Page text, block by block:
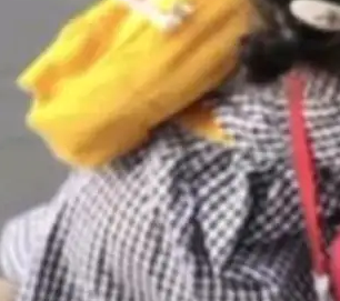
，《2026智能研发生产力
Testin云测的Testin XAge
测试领域代表产品。对CI
转变：AI测试正在从效率
基础设施。 CIO面对的新
的焦虑清单上多了两项：
能体应用安全地从PoC走
试团队跟得上AI应用...
的基石"。 他说的东西不新
ADT），尤其是和类型
清楚了一件事：这不是类
日常编码的思维方式。 文
入。一个网站的深色主题
+ 可空字段来表示——bool
nullable 的默认模式、浅
会产生大量无意义的组
突了、全 null 了。要知道
，你得靠"文档、校验、或
法。Rust 的 enum，两个
企业 AI 平台 Clou
开源项目 Cloudflare O
客，你会觉得这是又一
器人"——每个大厂都在
Kenton Varda 在 Twitte
今天我们发布了 Cloudfla
的聊天机器人，跟其他所
只不过，实际上它不一
的重制版，我十年前的
，可自托管的分
团队推出了最新开源项
己机器上运行 Cloudflare
的守护进程。 设
象是一个独立的 SQLite
/流畅/AI榜：vivo夺